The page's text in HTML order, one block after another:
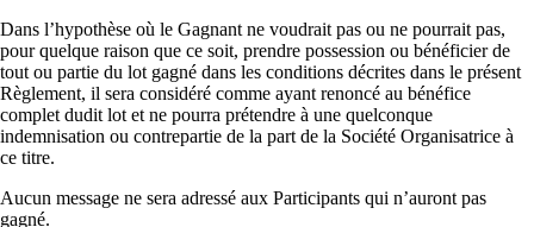
Dans l’hypothèse où le Gagnant ne voudrait pas ou ne pourrait pas,
pour quelque raison que ce soit, prendre possession ou bénéficier de
tout ou partie du lot gagné dans les conditions décrites dans le présent
Règlement, il sera considéré comme ayant renoncé au bénéfice
complet dudit lot et ne pourra prétendre à une quelconque
indemnisation ou contrepartie de la part de la Société Organisatrice à
ce titre.
Aucun message ne sera adressé aux Participants qui n’auront pas
gagné.